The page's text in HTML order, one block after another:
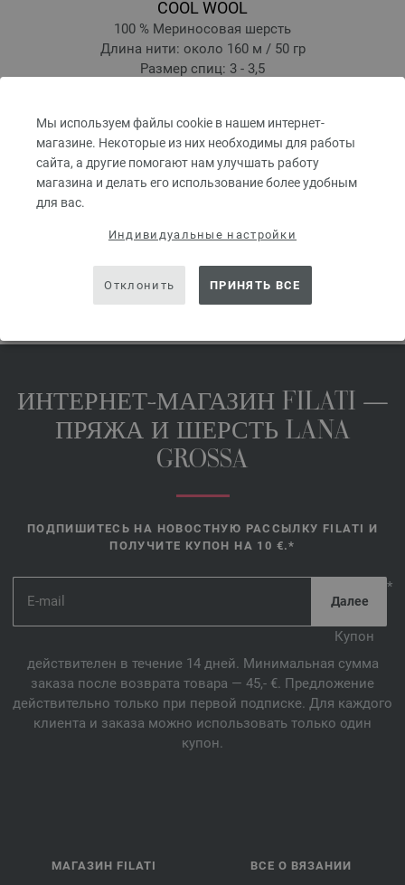
Мы используем файлы cookie в нашем интернет-
магазине. Некоторые из них необходимы для работы
сайта, а другие помогают нам улучшать работу
магазина и делать его использование более удобным
для вас.
Индивидуальные настройки
Отклонить ПРИНЯТЬ ВСЕ
COOL WOOL
100 % Мериносовая шерсть
Длина нити: около 160 м / 50 гр
Размер спиц: 3 - 3,5
без НДС, без учета стоимости доставки, Цена за единицу:122,40 €
prev next
ПОДЕЛИТЬСЯ ЭТОЙ СТРАНИЦЕЙ
ИНТЕРНЕТ-МАГАЗИН FILATI —
ПРЯЖА И ШЕРСТЬ LANA
GROSSA
ПОДПИШИТЕСЬ НА НОВОСТНУЮ РАССЫЛКУ FILATI И
ПОЛУЧИТЕ КУПОН НА 10 €.*
*
Купон
действителен в течение 14 дней. Минимальная сумма
заказа после возврата товара — 45,- €. Предложение
действительно только при первой подписке. Для каждого
клиента и заказа можно использовать только один
купон.
МАГАЗИН FILATI ВСЕ О ВЯЗАНИИ